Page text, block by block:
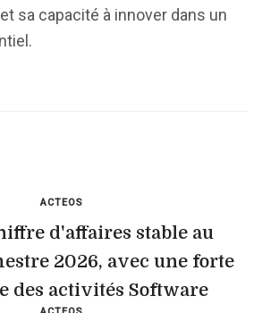
sa capacité à innover dans un
ACTEOS
d'affaires stable au
2026, avec une forte
des activités Software